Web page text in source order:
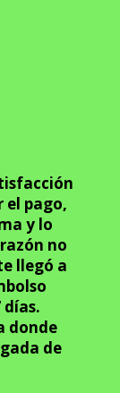
el pago,
y lo
no
llegó a
donde
de